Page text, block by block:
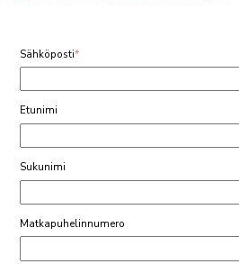
Sähköposti*
Etunimi
Sukunimi
Matkapuhelinnumero